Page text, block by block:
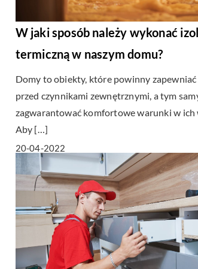
W jaki sposób należy wykonać
termiczną w naszym domu?
Domy to obiekty, które powinny
przed czynnikami zewnętrznymi, a tym
zagwarantować komfortowe warunki w ich
Aby […]
20-04-2022